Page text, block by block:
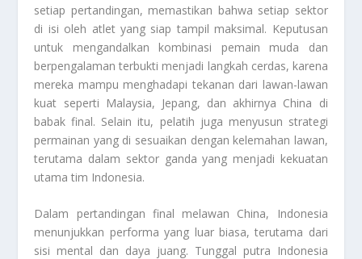
setiap pertandingan, memastikan bahwa setiap sektor
di isi oleh atlet yang siap tampil maksimal. Keputusan
untuk mengandalkan kombinasi pemain muda dan
berpengalaman terbukti menjadi langkah cerdas, karena
mereka mampu menghadapi tekanan dari lawan-lawan
kuat seperti Malaysia, Jepang, dan akhirnya China di
babak final. Selain itu, pelatih juga menyusun strategi
permainan yang di sesuaikan dengan kelemahan lawan,
terutama dalam sektor ganda yang menjadi kekuatan
utama tim Indonesia.
Dalam pertandingan final melawan China, Indonesia
menunjukkan performa yang luar biasa, terutama dari
sisi mental dan daya juang. Tunggal putra Indonesia